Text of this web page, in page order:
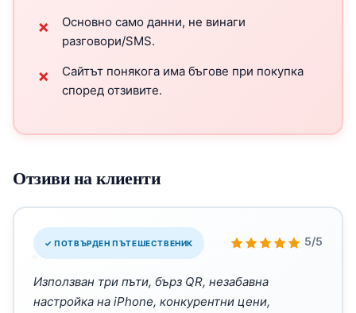
✗
Основно само данни, не винаги
разговори/SMS.
✗
Сайтът понякога има бъгове при покупка
според отзивите.
Отзиви на клиенти
✓ ПОТВЪРДЕН ПЪТЕШЕСТВЕНИК 5/5
„
Използван три пъти, бърз QR, незабавна
настройка на iPhone, конкурентни цени,